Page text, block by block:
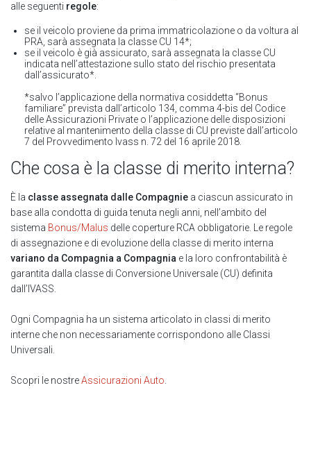
alle seguenti regole:
se il veicolo proviene da prima immatricolazione o da voltura al
PRA, sarà assegnata la classe CU 14*;
se il veicolo è già assicurato, sarà assegnata la classe CU
indicata nell’attestazione sullo stato del rischio presentata
dall’assicurato*.
*salvo l’applicazione della normativa cosiddetta “Bonus
familiare” prevista dall’articolo 134, comma 4-bis del Codice
delle Assicurazioni Private o l’applicazione delle disposizioni
relative al mantenimento della classe di CU previste dall’articolo
7 del Provvedimento Ivass n. 72 del 16 aprile 2018.
Che cosa è la classe di merito interna?
È la classe assegnata dalle Compagnie a ciascun assicurato in
base alla condotta di guida tenuta negli anni, nell’ambito del
sistema Bonus/Malus delle coperture RCA obbligatorie. Le regole
di assegnazione e di evoluzione della classe di merito interna
variano da Compagnia a Compagnia e la loro confrontabilità è
garantita dalla classe di Conversione Universale (CU) definita
dall’IVASS.
Ogni Compagnia ha un sistema articolato in classi di merito
interne che non necessariamente corrispondono alle Classi
Universali.
Scopri le nostreAssicurazioni Auto